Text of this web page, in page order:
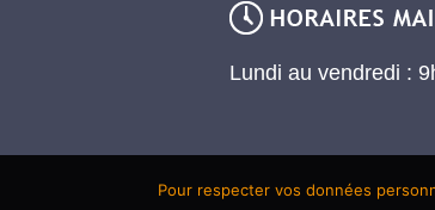
Lundi au vendredi :
Pour respecter vos données